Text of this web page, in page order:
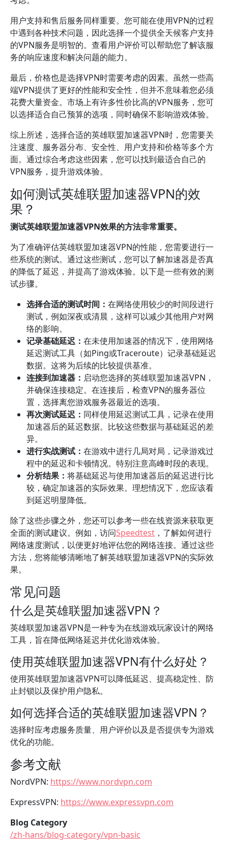
用户支持和售后服务同样重要。您可能在使用VPN的过程
中遇到各种技术问题，因此选择一个提供全天候客户支持
的VPN服务是明智的。查看用户评价可以帮助您了解该服
务的响应速度和解决问题的能力。
最后，价格也是选择VPN时需要考虑的因素。虽然一些高
端VPN提供了更好的性能和安全性，但并不意味着您必须
花费大量资金。市场上有许多性价比高的VPN服务，您可
以选择适合自己预算的选项，同时确保不影响游戏体验。
综上所述，选择合适的英雄联盟加速器VPN时，您需要关
注速度、服务器分布、安全性、用户支持和价格等多个方
面。通过综合考虑这些因素，您可以找到最适合自己的
VPN服务，提升游戏体验。
如何测试英雄联盟加速器VPN的效
果？
测试英雄联盟加速器VPN效果的方法非常重要。
为了准确评估英雄联盟加速器VPN的性能，您需要进行一
些系统的测试。通过这些测试，您可以了解加速器是否真
的降低了延迟，并提高了游戏体验。以下是一些有效的测
试步骤。
选择合适的测试时间： 在网络使用较少的时间段进行
测试，例如深夜或清晨，这样可以减少其他用户对网
络的影响。
记录基础延迟： 在未使用加速器的情况下，使用网络
延迟测试工具（如Ping或Traceroute）记录基础延迟
数据。这将为后续的比较提供基准。
连接到加速器： 启动您选择的英雄联盟加速器VPN，
并确保连接稳定。在连接后，检查VPN的服务器位
置，选择离您游戏服务器最近的选项。
再次测试延迟： 同样使用延迟测试工具，记录在使用
加速器后的延迟数据。比较这些数据与基础延迟的差
异。
进行实战测试： 在游戏中进行几局对局，记录游戏过
程中的延迟和卡顿情况。特别注意高峰时段的表现。
分析结果： 将基础延迟与使用加速器后的延迟进行比
较，确定加速器的实际效果。理想情况下，您应该看
到延迟明显降低。
除了这些步骤之外，您还可以参考一些在线资源来获取更
全面的测试建议。例如，访问Speedtest ，了解如何进行
网络速度测试，以便更好地评估您的网络连接。通过这些
方法，您将能够清晰地了解英雄联盟加速器VPN的实际效
果。
常见问题
什么是英雄联盟加速器VPN？
英雄联盟加速器VPN是一种专为在线游戏玩家设计的网络
工具，旨在降低网络延迟并优化游戏体验。
使用英雄联盟加速器VPN有什么好处？
使用英雄联盟加速器VPN可以降低延迟、提高稳定性、防
止封锁以及保护用户隐私。
如何选择合适的英雄联盟加速器VPN？
选择时应考虑服务质量、用户评价以及是否提供专为游戏
优化的功能。
参考文献
NordVPN: https://www.nordvpn.com
ExpressVPN: https://www.expressvpn.com
Blog Category
/zh-hans/blog-category/vpn-basic